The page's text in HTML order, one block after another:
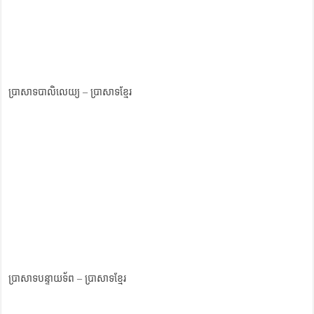
ប្រាសាទបាលិលេយ្យ – ប្រាសាទខ្មែរ
ប្រាសាទបន្ទាយទ័ព – ប្រាសាទខ្មែរ